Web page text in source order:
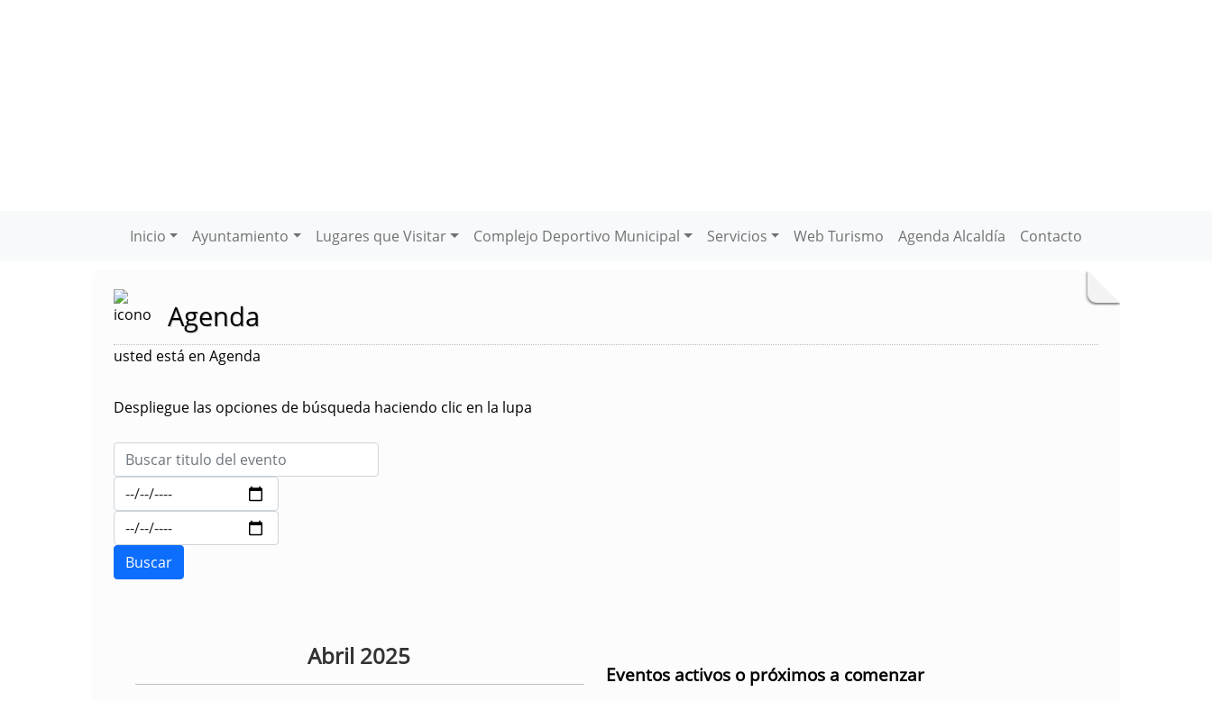
Inicio Ayuntamiento Lugares que Visitar Complejo Deportivo Municipal Servicios Web Turismo Agenda Alcaldía Contacto
Agenda
usted está en Agenda
Despliegue las opciones de búsqueda haciendo clic en la lupa
Abril 2025
Eventos activos o próximos a comenzar